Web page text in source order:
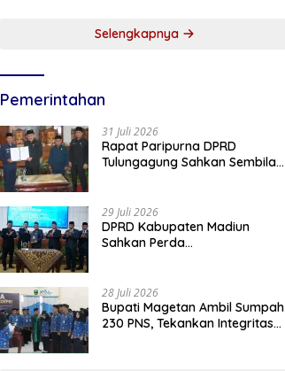
Selengkapnya
Pemerintahan
31 Juli 2026
Rapat Paripurna DPRD
Tulungagung Sahkan Sembilan
29 Juli 2026
DPRD Kabupaten Madiun
Sahkan Perda
Agenda Prioritas
28 Juli 2026
Bupati Magetan Ambil Sumpah
230 PNS, Tekankan Integritas